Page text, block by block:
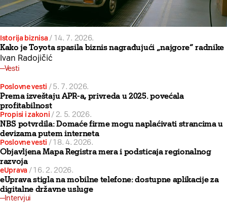
Istorija biznisa / 14. 7. 2026.
Kako je Toyota spasila biznis nagrađujući „najgore“ radnike
Ivan Radojičić
Vesti
Poslovne vesti /5. 7. 2026.
Prema izveštaju APR-a, privreda u 2025. povećala
profitabilnost
Propisi i zakoni / 2. 5. 2026.
NBS potvrdila: Domaće firme mogu naplaćivati strancima u
devizama putem interneta
Poslovne vesti /18. 4. 2026.
Objavljena Mapa Registra mera i podsticaja regionalnog
razvoja
eUprava /16. 2. 2026.
eUprava stigla na mobilne telefone: dostupne aplikacije za
digitalne državne usluge
Intervjui